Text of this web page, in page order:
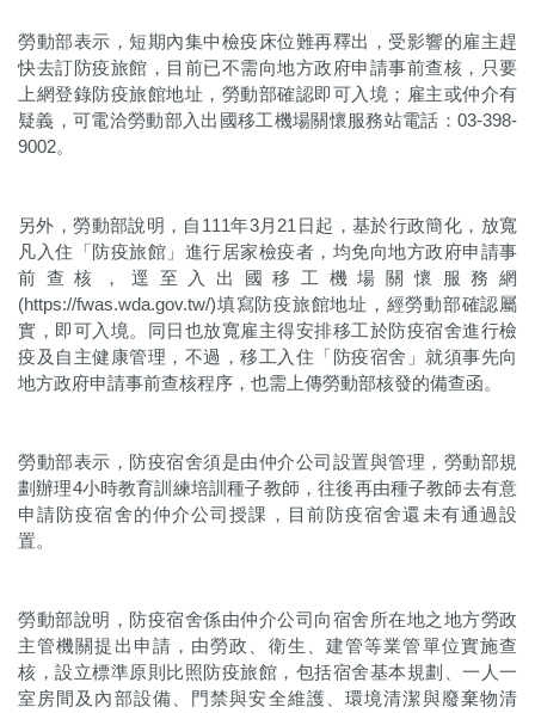
勞動部表示，短期內集中檢疫床位難再釋出，受影響的雇主趕
快去訂防疫旅館，目前已不需向地方政府申請事前查核，只要
上網登錄防疫旅館地址，勞動部確認即可入境；雇主或仲介有
疑義，可電洽勞動部入出國移工機場關懷服務站電話：03-398-
9002。
另外，勞動部說明，自111年3月21日起，基於行政簡化，放寬
凡入住「防疫旅館」進行居家檢疫者，均免向地方政府申請事
前查核，逕至入出國移工機場關懷服務網
(https://fwas.wda.gov.tw/)填寫防疫旅館地址，經勞動部確認屬
實，即可入境。同日也放寬雇主得安排移工於防疫宿舍進行檢
疫及自主健康管理，不過，移工入住「防疫宿舍」就須事先向
地方政府申請事前查核程序，也需上傳勞動部核發的備查函。
勞動部表示，防疫宿舍須是由仲介公司設置與管理，勞動部規
劃辦理4小時教育訓練培訓種子教師，往後再由種子教師去有意
申請防疫宿舍的仲介公司授課，目前防疫宿舍還未有通過設
置。
勞動部說明，防疫宿舍係由仲介公司向宿舍所在地之地方勞政
主管機關提出申請，由勞政、衛生、建管等業管單位實施查
核，設立標準原則比照防疫旅館，包括宿舍基本規劃、一人一
室房間及內部設備、門禁與安全維護、環境清潔與廢棄物清